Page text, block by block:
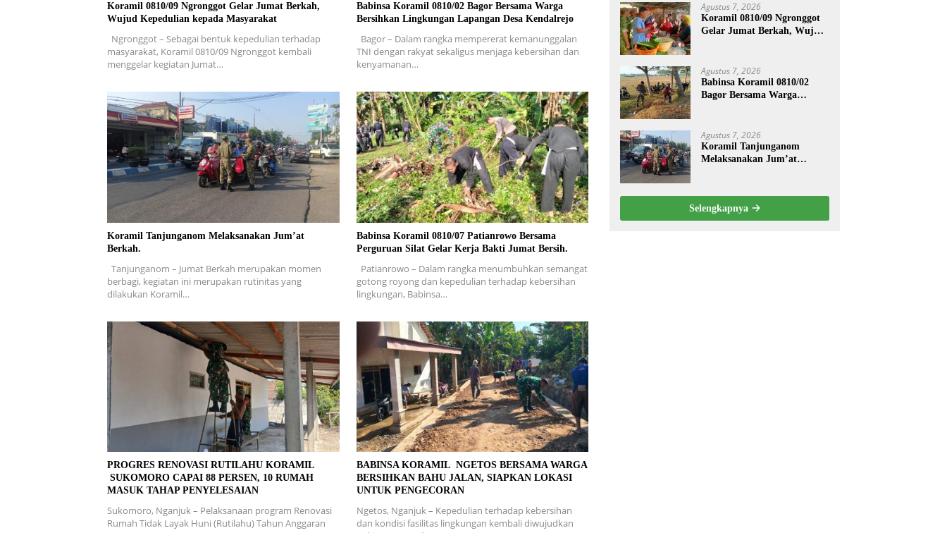
Koramil 0810/09 Ngronggot Gelar Jumat Berkah,
Wujud Kepedulian kepada Masyarakat
Ngronggot – Sebagai bentuk kepedulian terhadap
masyarakat, Koramil 0810/09 Ngronggot kembali
menggelar kegiatan Jumat…
Babinsa Koramil 0810/02 Bagor Bersama Warga
Bersihkan Lingkungan Lapangan Desa Kendalrejo
Bagor – Dalam rangka mempererat kemanunggalan
TNI dengan rakyat sekaligus menjaga kebersihan dan
kenyamanan…
Koramil Tanjunganom Melaksanakan Jum’at
Berkah.
Tanjunganom – Jumat Berkah merupakan momen
berbagi, kegiatan ini merupakan rutinitas yang
dilakukan Koramil…
Babinsa Koramil 0810/07 Patianrowo Bersama
Perguruan Silat Gelar Kerja Bakti Jumat Bersih.
Patianrowo – Dalam rangka menumbuhkan semangat
gotong royong dan kepedulian terhadap kebersihan
lingkungan, Babinsa…
PROGRES RENOVASI RUTILAHU KORAMIL
SUKOMORO CAPAI 88 PERSEN, 10 RUMAH
MASUK TAHAP PENYELESAIAN
Sukomoro, Nganjuk – Pelaksanaan program Renovasi
Rumah Tidak Layak Huni (Rutilahu) Tahun Anggaran
BABINSA KORAMIL NGETOS BERSAMA WARGA
BERSIHKAN BAHU JALAN, SIAPKAN LOKASI
UNTUK PENGECORAN
Ngetos, Nganjuk – Kepedulian terhadap kebersihan
dan kondisi fasilitas lingkungan kembali diwujudkan
Agustus 7, 2026
Koramil 0810/09 Ngronggot
Gelar Jumat Berkah, Wujud
Agustus 7, 2026
Babinsa Koramil 0810/02
Bagor Bersama Warga
Agustus 7, 2026
Koramil Tanjunganom
Melaksanakan Jum’at
Selengkapnya